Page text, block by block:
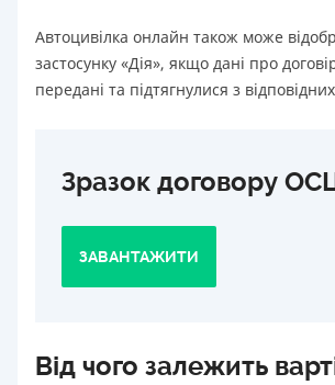
Автоцивілка онлайн також може
застосунку «Дія», якщо дані про
передані та підтягнулися з
Зразок договору
ЗАВАНТАЖИТИ
Від чого залежить